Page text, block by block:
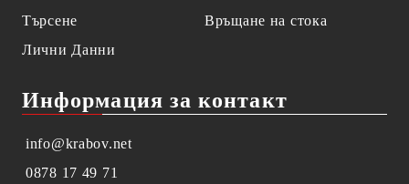
Търсене
Лични Данни
Връщане на стока
Информация за контакт
info@krabov.net
0878 17 49 71